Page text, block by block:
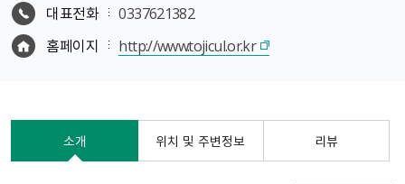
대표전화
0337621382
홈페이지
http://www.tojicul.or.kr
소개 위치 및 주변정보 리뷰